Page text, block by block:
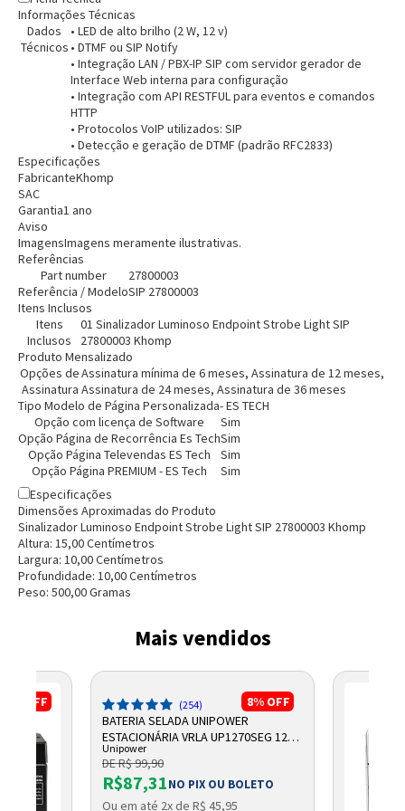
Informações Técnicas
Dados
Técnicos
• LED de alto brilho (2 W, 12 v)
• DTMF ou SIP Notify
• Integração LAN / PBX-IP SIP com servidor gerador de
Interface Web interna para configuração
• Integração com API RESTFUL para eventos e comandos
HTTP
• Protocolos VoIP utilizados: SIP
• Detecção e geração de DTMF (padrão RFC2833)
Especificações
FabricanteKhomp
SAC
Garantia1 ano
Aviso
ImagensImagens meramente ilustrativas.
Referências
Part number
27800003
Referência / ModeloSIP 27800003
Itens Inclusos
Itens
Inclusos
01 Sinalizador Luminoso Endpoint Strobe Light SIP
27800003 Khomp
Produto Mensalizado
Opções de
Assinatura
Assinatura mínima de 6 meses, Assinatura de 12 meses,
Assinatura de 24 meses, Assinatura de 36 meses
Tipo Modelo de Página Personalizada- ES TECH
Opção com licença de Software
Sim
Opção Página de Recorrência Es TechSim
Opção Página Televendas ES Tech
Sim
Opção Página PREMIUM - ES Tech
Sim
Especificações
Dimensões Aproximadas do Produto
Sinalizador Luminoso Endpoint Strobe Light SIP 27800003 Khomp
Altura: 15,00Centímetros
Largura: 10,00Centímetros
Profundidade: 10,00Centímetros
Peso: 500,00Gramas
Mais vendidos
OFF 8% OFF
(254)
BATERIA SELADA UNIPOWER
ESTACIONÁRIA VRLA UP1270SEG 12V
7AH F187
Unipower
DE R$ 99,90
R$87,31NO PIX OU BOLETO
Ou em até 2x de R$ 45,95